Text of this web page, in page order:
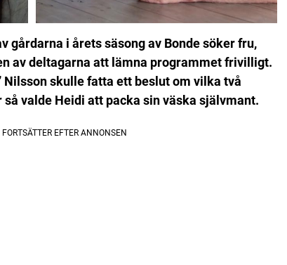
gårdarna i årets säsong av Bonde söker fru,
av deltagarna att lämna programmet frivilligt.
Nilsson skulle fatta ett beslut om vilka två
valde Heidi att packa sin väska självmant.